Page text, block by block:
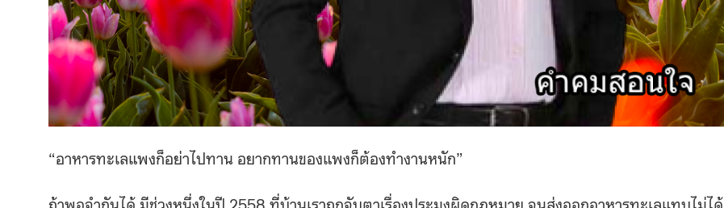
“อาหารทะเลแพงก็อย่าไปทาน อยากทานของแพงก็ต้องทำงานหนัก”
ถ้าพอจำกันได้ มีช่วงหนึ่งในปี 2558 ที่บ้านเราถูกจับตาเรื่องประมงผิดกฎหมาย จนส่งออกอาหารทะเลแทบไม่ได้